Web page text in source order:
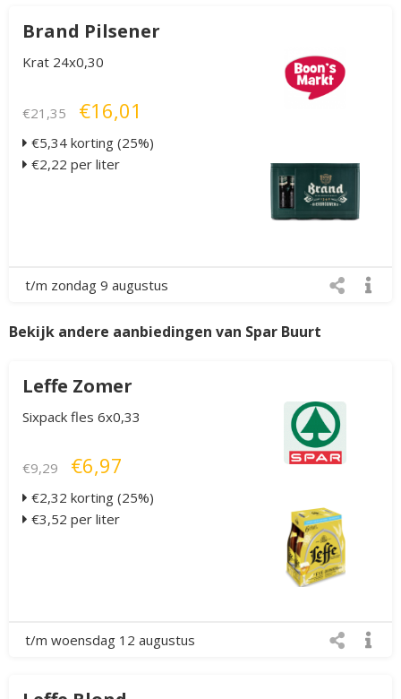
Brand Pilsener
Krat 24x0,30
€21,35 €16,01
€5,34 korting (25%)
€2,22 per liter
t/m zondag 9 augustus
Bekijk andere aanbiedingen van Spar Buurt
Leffe Zomer
Sixpack fles 6x0,33
€9,29 €6,97
€2,32 korting (25%)
€3,52 per liter
t/m woensdag 12 augustus